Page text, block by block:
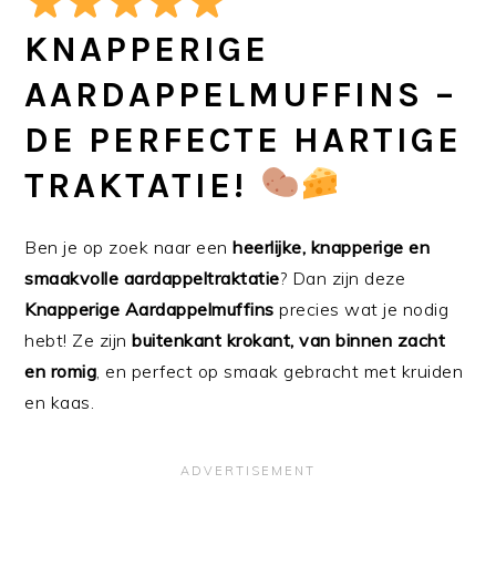
KNAPPERIGE
AARDAPPELMUFFINS –
DE PERFECTE HARTIGE
TRAKTATIE!
Ben je op zoek naar eenheerlijke, knapperige en
smaakvolle aardappeltraktatie? Dan zijn deze
Knapperige Aardappelmuffins precies wat je nodig
hebt! Ze zijnbuitenkant krokant, van binnen zacht
en romig , en perfect op smaak gebracht met kruiden
en kaas.